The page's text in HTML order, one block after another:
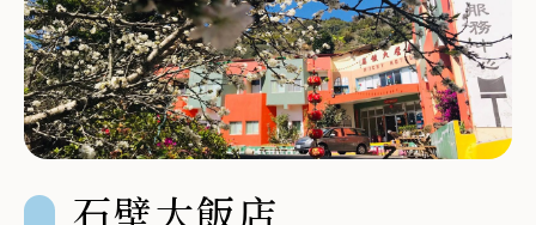
石壁大飯店